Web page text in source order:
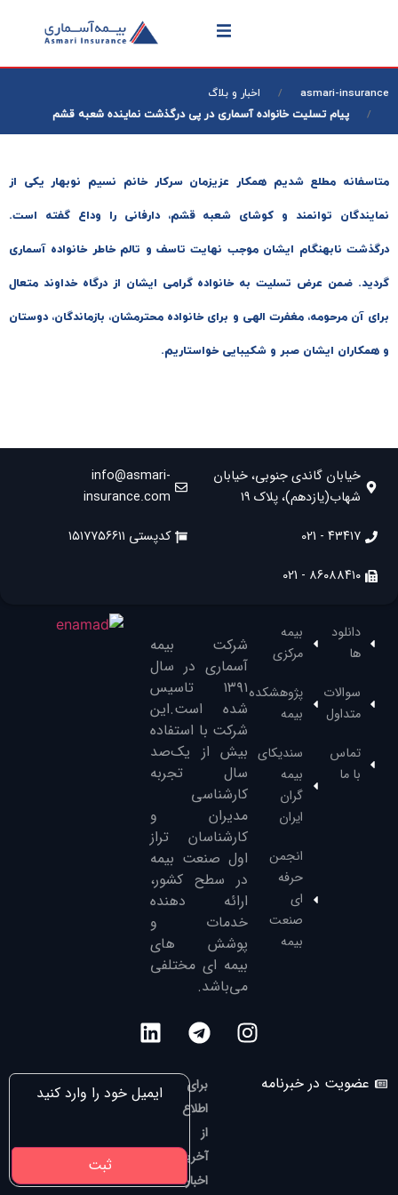
asmari-insurance اخبار و بلاگ
پیام تسلیت خانواده آسماری در پی درگذشت نماینده شعبه قشم
‌متاسفانه مطلع شدیم همکار عزیزمان سرکار خانم نسیم نوبهار یکی از
نمایندگان توانمند و کوشای شعبه قشم، دارفانی را وداع گفته است.
درگذشت نابهنگام ایشان موجب نهایت تاسف و تالم خاطر خانواده آسماری
گردید. ضمن عرض تسلیت به خانواده گرامی ایشان از درگاه خداوند متعال
برای آن مرحومه، مغفرت الهی و برای خانواده محترمشان، بازماندگان، دوستان
و همکاران ایشان صبر و شکیبایی خواستاریم.
خیابان گاندی جنوبی، خیابان
شهاب(یازدهم)، پلاک ۱۹
۴۳۴۱۷ - 021
۸۶۰۸۸۴۱۰ - 021
info@asmari-
insurance.com
کدپستی ۱۵۱۷۷۵۶۶۱۱
دانلود
ها
سوالات
متداول
تماس
با ما
بیمه
مرکزی
پژوهشکده
بیمه
سندیکای
بیمه
گران
ایران
انجمن
حرفه
ای
صنعت
بیمه
شرکت بیمه
آسماری در سال
۱۳۹۱‌ تاسیس
شده است.این
شرکت با استفاده
بیش از یک‌صد
سال تجربه
کارشناسی
مدیران و
کارشناسان تراز
‌اول صنعت بیمه
در سطح کشور،
ارائه دهنده
خدمات و
پوشش های
بیمه ای مختلفی
می‌باشد.
عضویت در خبرنامه
برای
اطلاع
از
آخرین
اخبار،